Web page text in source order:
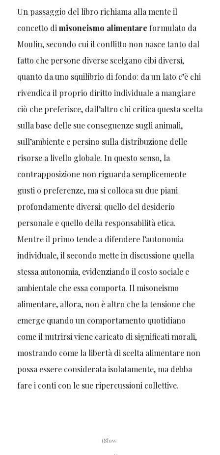
Un passaggio del libro richiama alla mente il
concetto dimisoneismo alimentare formulato da
Moulin, secondo cui il conflitto non nasce tanto dal
fatto che persone diverse scelgano cibi diversi,
quanto da uno squilibrio di fondo: da un lato c’è chi
rivendica il proprio diritto individuale a mangiare
ciò che preferisce, dall’altro chi critica questa scelta
sulla base delle sue conseguenze sugli animali,
sull’ambiente e persino sulla distribuzione delle
risorse a livello globale. In questo senso, la
contrapposizione non riguarda semplicemente
gusti o preferenze, ma si colloca su due piani
profondamente diversi: quello del desiderio
personale e quello della responsabilità etica.
Mentre il primo tende a difendere l’autonomia
individuale, il secondo mette in discussione quella
stessa autonomia, evidenziando il costo sociale e
ambientale che essa comporta. Il misoneismo
alimentare, allora, non è altro che la tensione che
emerge quando un comportamento quotidiano
come il nutrirsi viene caricato di significati morali,
mostrando come la libertà di scelta alimentare non
possa essere considerata isolatamente, ma debba
fare i conti con le sue ripercussioni collettive.
(Slow